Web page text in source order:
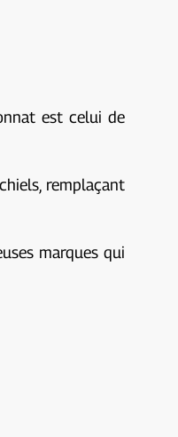
est celui de
remplaçant
marques qui